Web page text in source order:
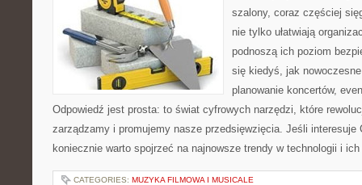
szalony, coraz częściej
nie tylko ułatwiają
podnoszą ich poziom
się kiedyś, jak
planowanie koncertów,
Odpowiedź jest prosta: to świat cyfrowych narzędzi, które
zarządzamy i promujemy nasze przedsięwzięcia. Jeśli interesuje
koniecznie warto spojrzeć na najnowsze trendy w technologii i
CATEGORIES: MUZYKA FILMOWA I MUSICALE